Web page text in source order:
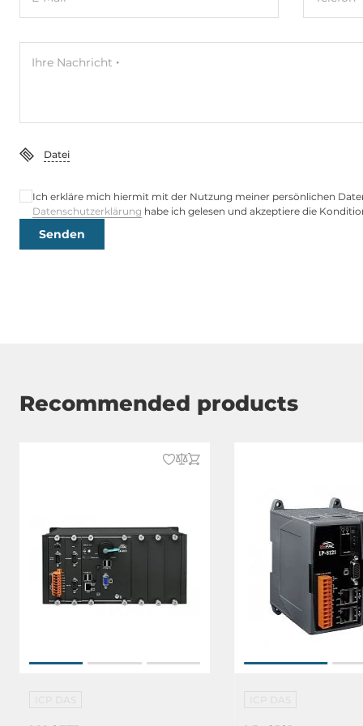
10/100 Mbit/s
COM gesamt
RS-232
Breite 355 mm
Tiefe 132 mm
111 mm
Ihre Nachricht
Datei
Ich erkläre mich hiermit mit der Nutzung meiner persönlichen
Datenschutzerklärung habe ich gelesen und akzeptiere die
Senden
Recommended products